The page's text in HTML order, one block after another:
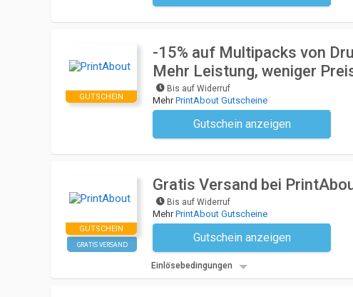
GUTSCHEIN
-15% auf Multipacks von
Mehr Leistung, weniger
Bis auf Widerruf
MehrPrintAbout Gutscheine
Gutschein anzeigen
Kein Code notwendig
GUTSCHEIN
GRATIS VERSAND
Gratis Versand bei
Bis auf Widerruf
MehrPrintAbout Gutscheine
Gutschein anzeigen
Kein Code notwendig
Einlösebedingungen